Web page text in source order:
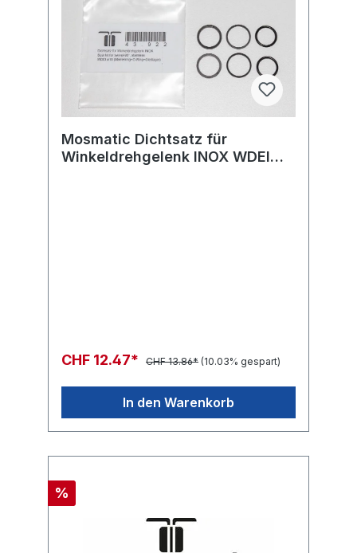
Mosmatic Dichtsatz für
Winkeldrehgelenk INOX WDEI
CHF 12.47* CHF 13.86* (10.03% gespart)
In den Warenkorb
%